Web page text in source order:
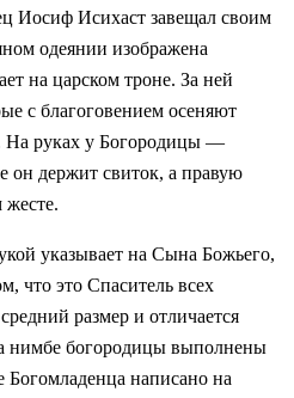
Иосиф Исихаст завещал своим
одеянии изображена
на царском троне. За ней
с благоговением осеняют
На руках у Богородицы —
он держит свиток, а правую
указывает на Сына Божьего,
что это Спаситель всех
размер и отличается
нимбе богородицы выполнены
написано на